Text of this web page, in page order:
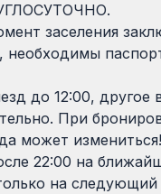
заселения
необходимы
до 12:00, другое
При
может измениться!
22:00 на
на следующий